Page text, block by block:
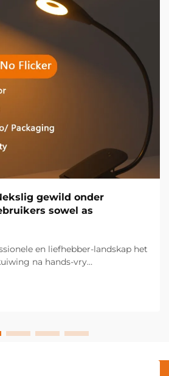
gewild onder
sowel as
en liefhebber-landskap het
na hands-vry
en persoonlike toepassings.